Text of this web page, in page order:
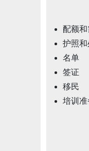
配额
护照
名单
签证
移民
培训